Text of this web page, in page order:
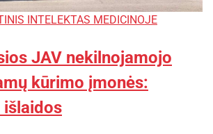
INTELEKTAS MEDICINOJE
JAV nekilnojamojo
kūrimo įmonės: